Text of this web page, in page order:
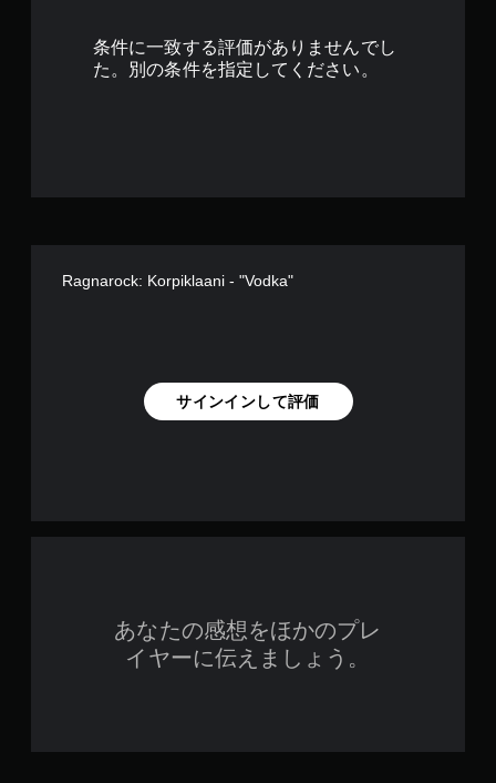
条件に一致する評価がありませんでし
た。別の条件を指定してください。
Ragnarock: Korpiklaani - "Vodka"
サインインして評価
あなたの感想をほかのプレ
イヤーに伝えましょう。